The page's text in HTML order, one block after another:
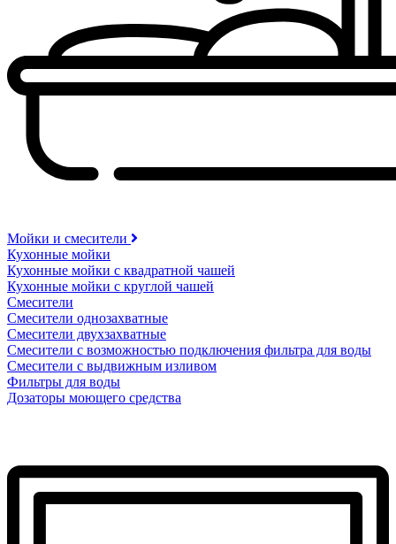
Мойки и смесители
Кухонные мойки
Кухонные мойки с квадратной чашей
Кухонные мойки с круглой чашей
Смесители
Смесители однозахватные
Смесители двухзахватные
Смесители с возможностью подключения фильтра для воды
Смесители с выдвижным изливом
Фильтры для воды
Дозаторы моющего средства